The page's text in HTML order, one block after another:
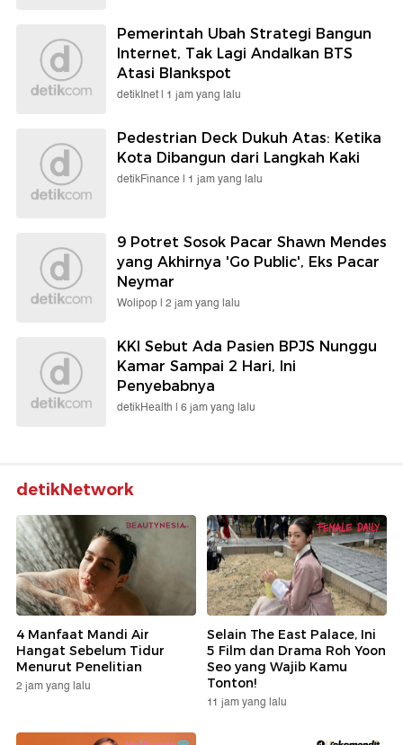
Pemerintah Ubah Strategi Bangun
Internet, Tak Lagi Andalkan BTS
Atasi Blankspot
detikInet | 1 jam yang lalu
Pedestrian Deck Dukuh Atas: Ketika
Kota Dibangun dari Langkah Kaki
detikFinance | 1 jam yang lalu
9 Potret Sosok Pacar Shawn Mendes
yang Akhirnya 'Go Public', Eks Pacar
Neymar
Wolipop | 2 jam yang lalu
KKI Sebut Ada Pasien BPJS Nunggu
Kamar Sampai 2 Hari, Ini
Penyebabnya
detikHealth | 6 jam yang lalu
detikNetwork
4 Manfaat Mandi Air
Hangat Sebelum Tidur
Menurut Penelitian
2 jam yang lalu
Selain The East Palace, Ini
5 Film dan Drama Roh Yoon
Seo yang Wajib Kamu
Tonton!
11 jam yang lalu